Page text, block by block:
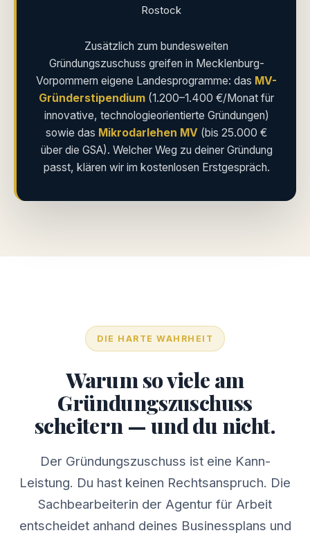
Rostock
Zusätzlich zum bundesweiten
Gründungszuschuss greifen in Mecklenburg-
Vorpommern eigene Landesprogramme: das MV-
Gründerstipendium (1.200–1.400 €/Monat für
innovative, technologieorientierte Gründungen)
sowie das Mikrodarlehen MV (bis 25.000 €
über die GSA). Welcher Weg zu deiner Gründung
passt, klären wir im kostenlosen Erstgespräch.
DIE HARTE WAHRHEIT
Warum so viele am
Gründungszuschuss
scheitern — und du nicht.
Der Gründungszuschuss ist eine Kann-
Leistung. Du hast keinen Rechtsanspruch. Die
Sachbearbeiterin der Agentur für Arbeit
entscheidet anhand deines Businessplans und